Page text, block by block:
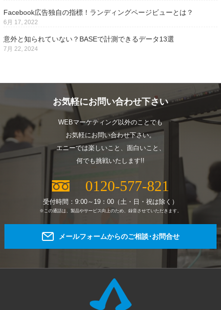
Facebook広告独自の指標！ランディングページビューとは？
6月 17, 2022
意外と知られていない？BASEで計測できるデータ13選
7月 22, 2024
お気軽にお問い合わせ下さい
WEBマーケティング以外のことでも
お気軽にお問い合わせ下さい。
エニーでは楽しいこと、面白いこと、
何でも挑戦いたします!!
0120-577-821
受付時間：9:00～19：00（土・日・祝は除く）
※この通話は、製品やサービス向上のため、録音させていただきます。
メールフォームからのご相談･お問合せ